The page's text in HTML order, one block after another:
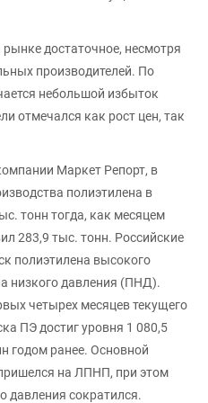
достаточное, несмотря
производителей. По
небольшой избыток
отмечался как рост цен, так
Маркет Репорт, в
полиэтилена в
тонн тогда, как месяцем
283,9 тыс. тонн. Российские
полиэтилена высокого
низкого давления (ПНД).
четырех месяцев текущего
ПЭ достиг уровня 1 080,5
годом ранее. Основной
на ЛПНП, при этом
давления сократился.